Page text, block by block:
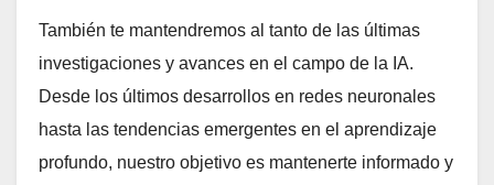
También te mantendremos al tanto de las últimas
investigaciones y avances en el campo de la IA.
Desde los últimos desarrollos en redes neuronales
hasta las tendencias emergentes en el aprendizaje
profundo, nuestro objetivo es mantenerte informado y